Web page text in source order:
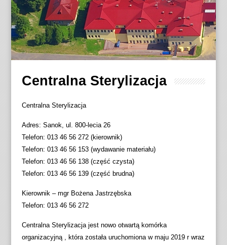
Centralna Sterylizacja
Centralna Sterylizacja
Adres: Sanok, ul. 800-lecia 26
Telefon: 013 46 56 272 (kierownik)
Telefon: 013 46 56 153 (wydawanie materiału)
Telefon: 013 46 56 138 (część czysta)
Telefon: 013 46 56 139 (część brudna)
Kierownik – mgr Bożena Jastrzębska
Telefon: 013 46 56 272
Centralna Sterylizacja jest nowo otwartą komórka
organizacyjną , która została uruchomiona w maju 2019 r wraz